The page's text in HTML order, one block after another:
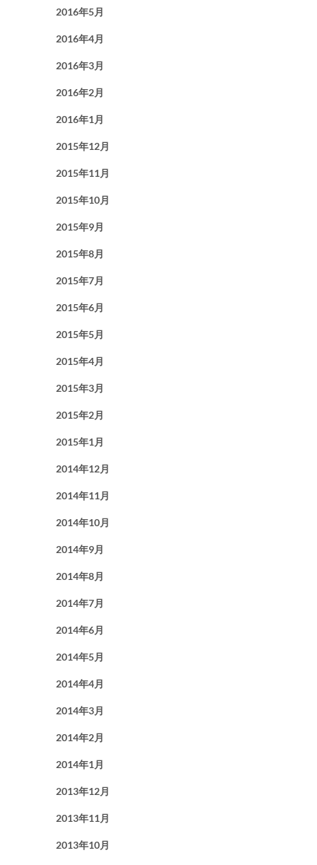
2016年5月
2016年4月
2016年3月
2016年2月
2016年1月
2015年12月
2015年11月
2015年10月
2015年9月
2015年8月
2015年7月
2015年6月
2015年5月
2015年4月
2015年3月
2015年2月
2015年1月
2014年12月
2014年11月
2014年10月
2014年9月
2014年8月
2014年7月
2014年6月
2014年5月
2014年4月
2014年3月
2014年2月
2014年1月
2013年12月
2013年11月
2013年10月